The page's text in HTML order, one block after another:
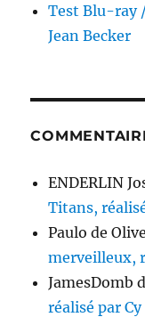
Test Blu-ray
Jean Becker
ENDERLIN
Titans,
Paulo de
merveilleux,
JamesDomb
réalisé par